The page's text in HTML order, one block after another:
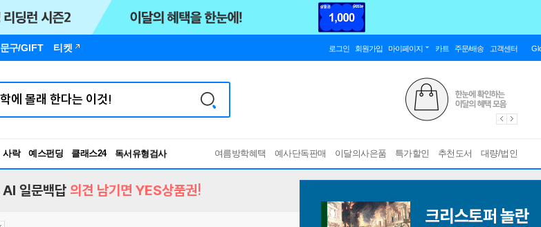
문구/GIFT 티켓 로그인 회원가입 마이페이지 카트 주문/배송 고객센터
사락 예스펀딩 클래스24
독서유형검사
RBTI Lab
여름방학혜택 예사단독판매 이달의사은품 특가할인 추천도서 대량/법인
AI 일문백답 의견 남기면 YES상품권!